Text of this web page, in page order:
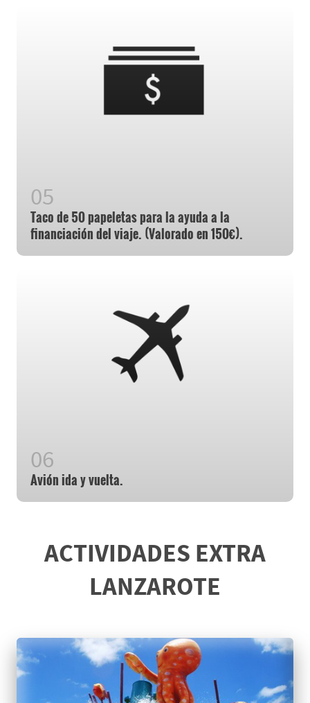
Taco de 50 papeletas para la ayuda a la
financiación del viaje. (Valorado en 150€).
Avión ida y vuelta.
ACTIVIDADES EXTRA
LANZAROTE